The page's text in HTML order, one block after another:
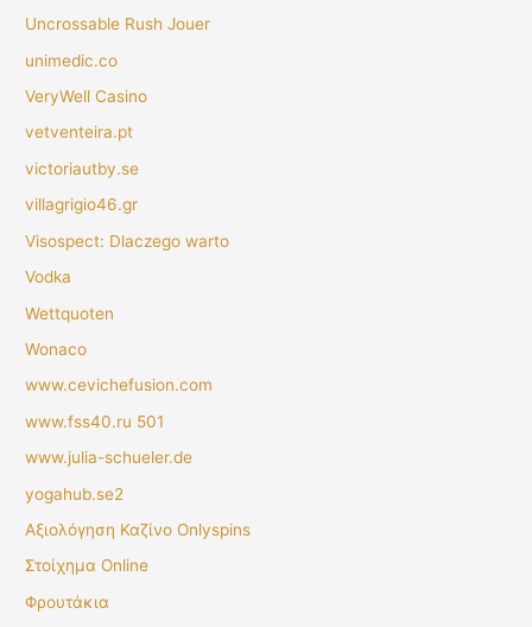
Uncrossable Rush Jouer
unimedic.co
VeryWell Casino
vetventeira.pt
victoriautby.se
villagrigio46.gr
Visospect: Dlaczego warto
Vodka
Wettquoten
Wonaco
www.cevichefusion.com
www.fss40.ru 501
www.julia-schueler.de
yogahub.se2
Αξιολόγηση Καζίνο Onlyspins
Στοίχημα Online
Φρουτάκια